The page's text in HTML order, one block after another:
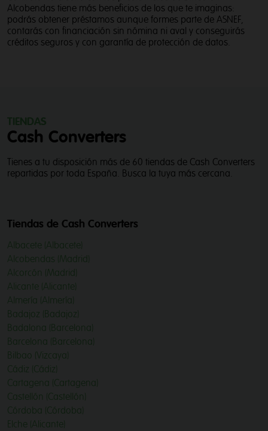
Alcobendas tiene más beneficios de los que te imaginas:
podrás obtener préstamos aunque formes parte de ASNEF,
contarás con financiación sin nómina ni aval y conseguirás
créditos seguros y con garantía de protección de datos.
TIENDAS
Cash Converters
Tienes a tu disposición más de 60 tiendas de Cash Converters
repartidas por toda España. Busca la tuya más cercana.
Tiendas de Cash Converters
Albacete (Albacete)
Alcobendas (Madrid)
Alcorcón (Madrid)
Alicante (Alicante)
Almería (Almería)
Badajoz (Badajoz)
Badalona (Barcelona)
Barcelona (Barcelona)
Bilbao (Vizcaya)
Cádiz (Cádiz)
Cartagena (Cartagena)
Castellón (Castellón)
Córdoba (Córdoba)
Elche (Alicante)